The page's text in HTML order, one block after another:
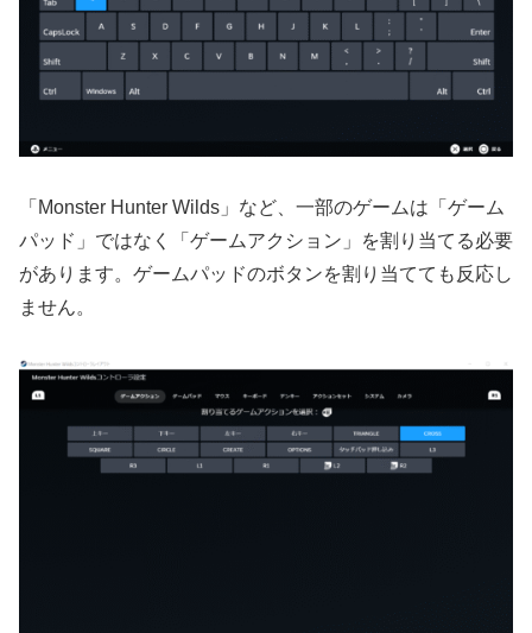
「Monster Hunter Wilds」など、一部のゲームは「ゲーム
パッド」ではなく「ゲームアクション」を割り当てる必要
があります。ゲームパッドのボタンを割り当てても反応し
ません。